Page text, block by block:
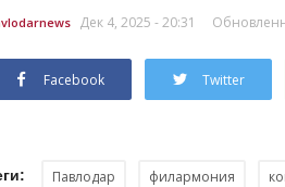
Дек 4, 2025 - 20:31
Facebook Twitter
Павлодар филармония